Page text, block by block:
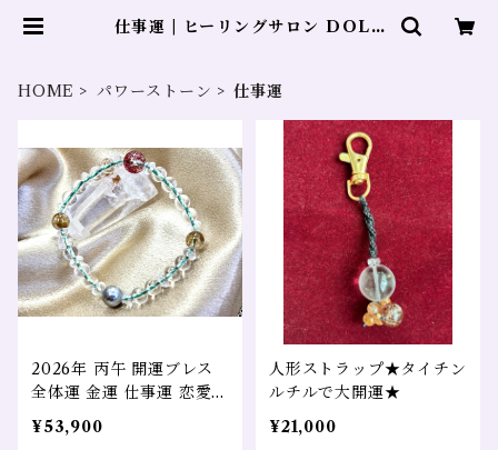
仕事運 | ヒーリングサロン DOLP
HOME パワーストーン 仕事運
2026年 丙午 開運ブレス
全体運 金運 仕事運 恋愛運
スーパーセブン タイチン
ルチル ギベオン隕石
¥53,900
人形ストラップ★タイチン
ルチルで大開運★
¥21,000